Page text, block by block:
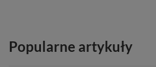
Popularne artykuły